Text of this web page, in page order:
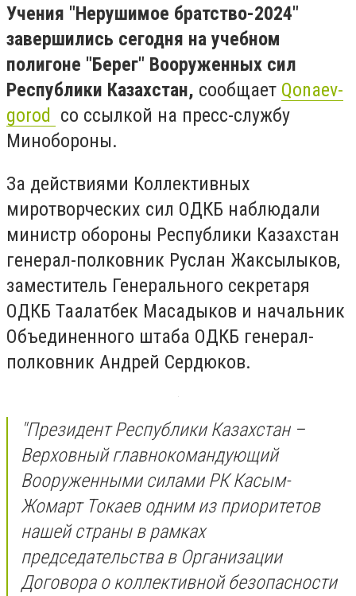
Учения "Нерушимое братство-2024"
завершились сегодня на учебном
полигоне "Берег" Вооруженных сил
Республики Казахстан, сообщает Qonaev-
gorod со ссылкой на пресс-службу
Минобороны.
За действиями Коллективных
миротворческих сил ОДКБ наблюдали
министр обороны Республики Казахстан
генерал-полковник Руслан Жаксылыков,
заместитель Генерального секретаря
ОДКБ Таалатбек Масадыков и начальник
Объединенного штаба ОДКБ генерал-
полковник Андрей Сердюков.
"Президент Республики Казахстан –
Верховный главнокомандующий
Вооруженными силами РК Касым-
Жомарт Токаев одним из приоритетов
нашей страны в рамках
председательства в Организации
Договора о коллективной безопасности